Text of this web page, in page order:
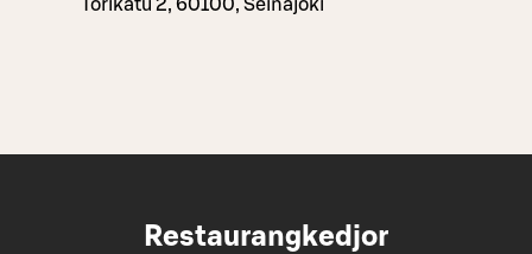
Torikatu 2, 60100, Seinäjoki
Restaurangkedjor